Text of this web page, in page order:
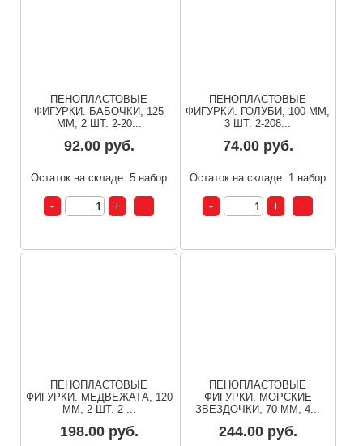
ПЕНОПЛАСТОВЫЕ
ФИГУРКИ. БАБОЧКИ, 125
ММ, 2 ШТ. 2-20...
92.00 руб.
Остаток на складе: 5 набор
ПЕНОПЛАСТОВЫЕ
ФИГУРКИ. ГОЛУБИ, 100 ММ,
3 ШТ. 2-208...
74.00 руб.
Остаток на складе: 1 набор
ПЕНОПЛАСТОВЫЕ
ФИГУРКИ. МЕДВЕЖАТА, 120
ММ, 2 ШТ. 2-...
198.00 руб.
ПЕНОПЛАСТОВЫЕ
ФИГУРКИ. МОРСКИЕ
ЗВЕЗДОЧКИ, 70 ММ, 4...
244.00 руб.